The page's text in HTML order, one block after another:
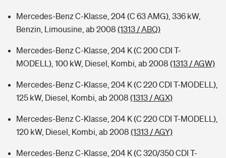
Mercedes-Benz C-Klasse, 204 (C 63 AMG), 336 kW,
Benzin, Limousine, ab 2008 (1313 / ABQ)
Mercedes-Benz C-Klasse, 204 K (C 200 CDI T-
MODELL), 100 kW, Diesel, Kombi, ab 2008 (1313 / AGW)
Mercedes-Benz C-Klasse, 204 K (C 220 CDI T-MODELL),
125 kW, Diesel, Kombi, ab 2008 (1313 / AGX)
Mercedes-Benz C-Klasse, 204 K (C 220 CDI T-MODELL),
120 kW, Diesel, Kombi, ab 2008 (1313 / AGY)
Mercedes-Benz C-Klasse, 204 K (C 320/350 CDI T-